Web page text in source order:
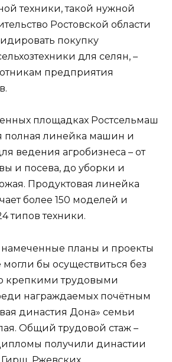
техники, такой нужной
Ростовской области
покупку
для селян, –
предприятия
площадках Ростсельмаш
полная линейка машин и
ведения агробизнеса – от
и посева, до уборки и
Продуктовая линейка
более 150 моделей и
типов техники.
намеченные планы и проекты
бы осуществиться без
крепкими трудовыми
награждаемых почётным
династия Дона» семьи
Общий трудовой стаж –
получили династии
Ржевских.